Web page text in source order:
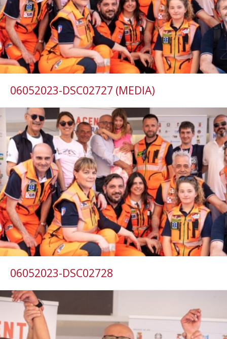
06052023-DSC02727 (MEDIA)
06052023-DSC02728